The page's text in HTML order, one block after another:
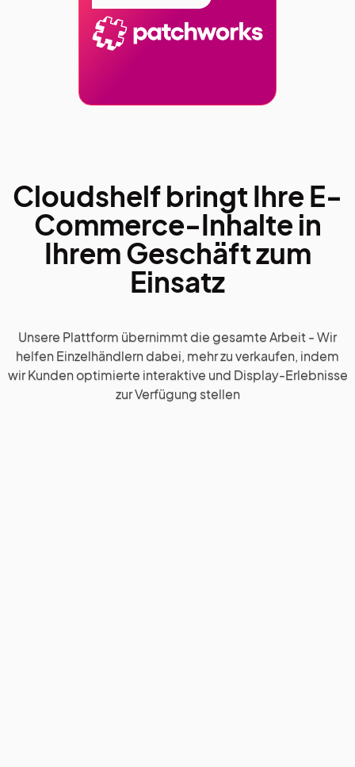
Cloudshelf bringt Ihre E-
Commerce-Inhalte in
Ihrem Geschäft zum
Einsatz
Unsere Plattform übernimmt die gesamte Arbeit - Wir
helfen Einzelhändlern dabei, mehr zu verkaufen, indem
wir Kunden optimierte interaktive und Display-Erlebnisse
zur Verfügung stellen